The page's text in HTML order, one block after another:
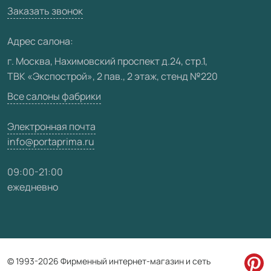
Юридическая информация
Вакансии
Видео
Карта сайта
Заказать звонок
Адрес салона:
г. Москва, Нахимовский проспект д.24, стр.1,
ТВК «Экспострой», 2 пав., 2 этаж, стенд №220
Все салоны фабрики
Электронная почта
info@portaprima.ru
09:00-21:00
ежедневно
© 1993-2026 Фирменный интернет-магазин и сеть